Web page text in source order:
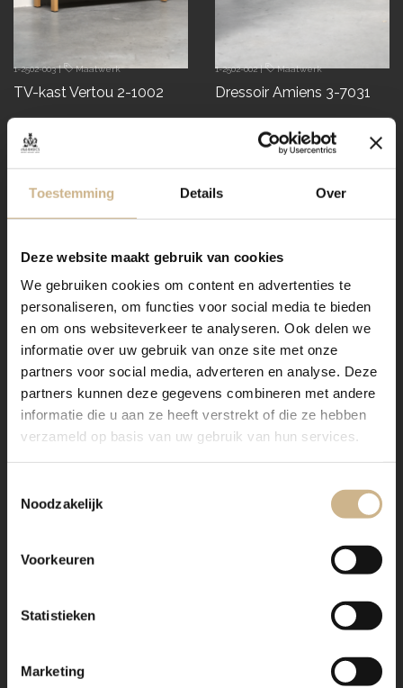
Toestemming Details Over
Deze website maakt gebruik van cookies
We gebruiken cookies om content en advertenties te
personaliseren, om functies voor social media te bieden
en om ons websiteverkeer te analyseren. Ook delen we
informatie over uw gebruik van onze site met onze
partners voor social media, adverteren en analyse. Deze
partners kunnen deze gegevens combineren met andere
informatie die u aan ze heeft verstrekt of die ze hebben
verzameld op basis van uw gebruik van hun services.
Noodzakelijk
Voorkeuren
Statistieken
Marketing
1-2502-003| Maatwerk
TV-kast Vertou 2-1002
€ 1865.00
1-2502-002| Maatwerk
Dressoir Amiens 3-7031
€ 1995.00 snel in huis
€ 1865.00